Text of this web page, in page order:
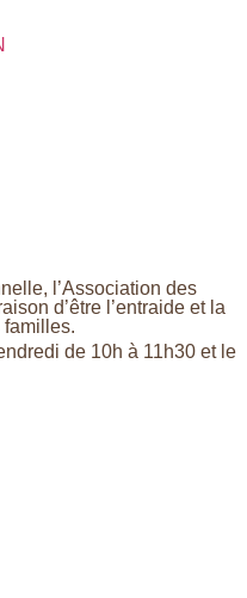
l’Association des
d’être l’entraide et la
de 10h à 11h30 et le